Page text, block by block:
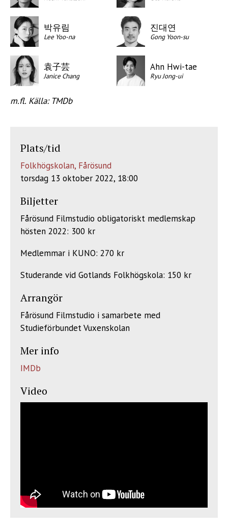
박유림
Lee Yoo-na
진대연
Gong Yoon-su
袁子芸
Janice Chang
Ahn Hwi-tae
Ryu Jong-ui
m.fl. Källa: TMDb
Plats/tid
Folkhögskolan, Fårösund
torsdag 13 oktober 2022, 18:00
Biljetter
Fårösund Filmstudio obligatoriskt medlemskap
hösten 2022: 300 kr
Medlemmar i KUNO: 270 kr
Studerande vid Gotlands Folkhögskola: 150 kr
Arrangör
Fårösund Filmstudio i samarbete med
Studieförbundet Vuxenskolan
Mer info
IMDb
Video